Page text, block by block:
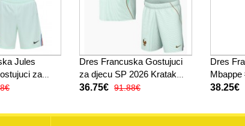
Jules
za
Kratak
Dres Francuska Gostujuci
za djecu SP 2026 Kratak
Rukav (+ kratke hlače)
36.75€ 91.88€
Dres
Mbappe
2026
38.25€